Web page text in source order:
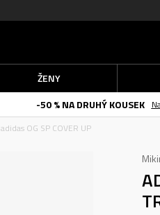
ŽENY
-50 % NA DRUHÝ KOUSEK
adidas OG SP COVER UP